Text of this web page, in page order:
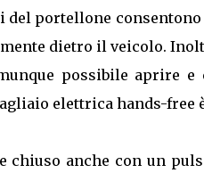
portellone
dietro il veicolo.
possibile aprire
elettrica hands-free
chiuso anche con un